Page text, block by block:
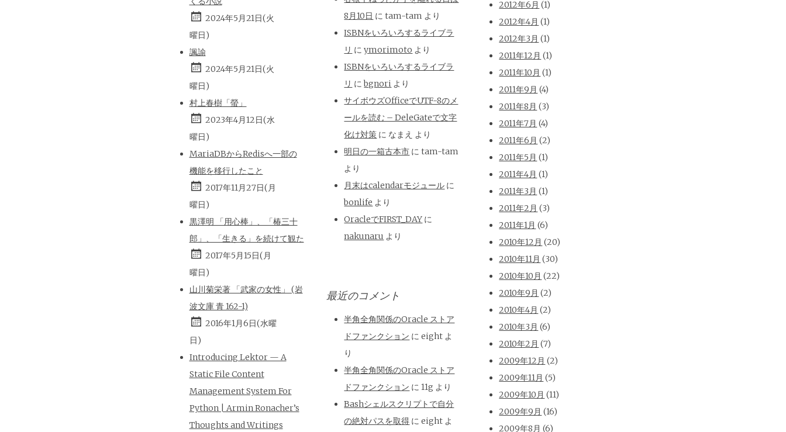
2024年5月21日(火
曜日)
諷諭
2024年5月21日(火
曜日)
村上春樹「螢」
2023年4月12日(水
曜日)
MariaDBからRedisへ一部の
機能を移行したこと
2017年11月27日(月
曜日)
黒澤明 「用心棒」、「椿三十
郎」、「生きる」を続けて観た
2017年5月15日(月
曜日)
山川菊栄著 「武家の女性」 (岩
波文庫 青 162-1)
2016年1月6日(水曜
日)
Introducing Lektor — A
Static File Content
Management System For
Python | Armin Ronacher’s
Thoughts and Writings
8月10日 にtam-tam より
ISBNをいろいろするライブラ
リ にymorimoto より
ISBNをいろいろするライブラ
リ にbgnori より
サイボウズOfficeでUTF-8のメ
ールを読む – DeleGateで文字
化け対策 に なまえ より
明日の一箱古本市 にtam-tam
より
月末はcalendarモジュール に
bonlife より
OracleでFIRST_DAY に
nakunaru より
最近のコメント
半角全角関係のOracle ストア
ドファンクション にeight よ
り
半角全角関係のOracle ストア
ドファンクション に11g より
Bashシェルスクリプトで自分
の絶対パスを取得 にeight よ
2012年6月 (1)
2012年4月 (1)
2012年3月 (1)
2011年12月 (1)
2011年10月 (1)
2011年9月 (4)
2011年8月 (3)
2011年7月 (4)
2011年6月 (2)
2011年5月 (1)
2011年4月 (1)
2011年3月 (1)
2011年2月 (3)
2011年1月 (6)
2010年12月 (20)
2010年11月 (30)
2010年10月 (22)
2010年9月 (2)
2010年4月 (2)
2010年3月 (6)
2010年2月 (7)
2009年12月 (2)
2009年11月 (5)
2009年10月 (11)
2009年9月 (16)
2009年8月 (6)